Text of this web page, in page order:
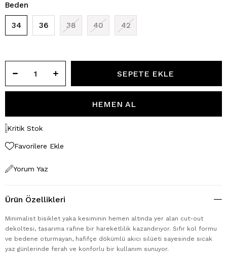
Beden
34 36 38 40 42
Kritik Stok
Favorilere Ekle
Yorum Yaz
Ürün Özellikleri
Minimalist bisiklet yaka kesiminin hemen altında yer alan cut-out
dekoltesi, tasarıma rafine bir hareketlilik kazandırıyor. Sıfır kol formu
ve bedene oturmayan, hafifçe dökümlü akıcı silüeti sayesinde sıcak
yaz günlerinde ferah ve konforlu bir kullanım sunuyor.